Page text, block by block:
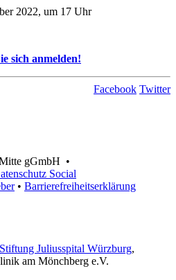
2022, um 17 Uhr
sich anmelden!
Facebook Twitter
gGmbH •
Social
• Barrierefreiheitserklärung
Stiftung Juliusspital Würzburg,
am Mönchberg e.V.